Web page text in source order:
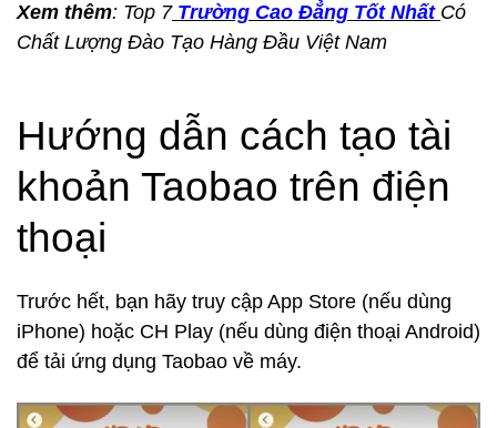
Xem thêm: Top 7Trường Cao Đẳng Tốt Nhất Có
Chất Lượng Đào Tạo Hàng Đầu Việt Nam
Hướng dẫn cách tạo tài
khoản Taobao trên điện
thoại
Trước hết, bạn hãy truy cập App Store (nếu dùng
iPhone) hoặc CH Play (nếu dùng điện thoại Android)
để tải ứng dụng Taobao về máy.